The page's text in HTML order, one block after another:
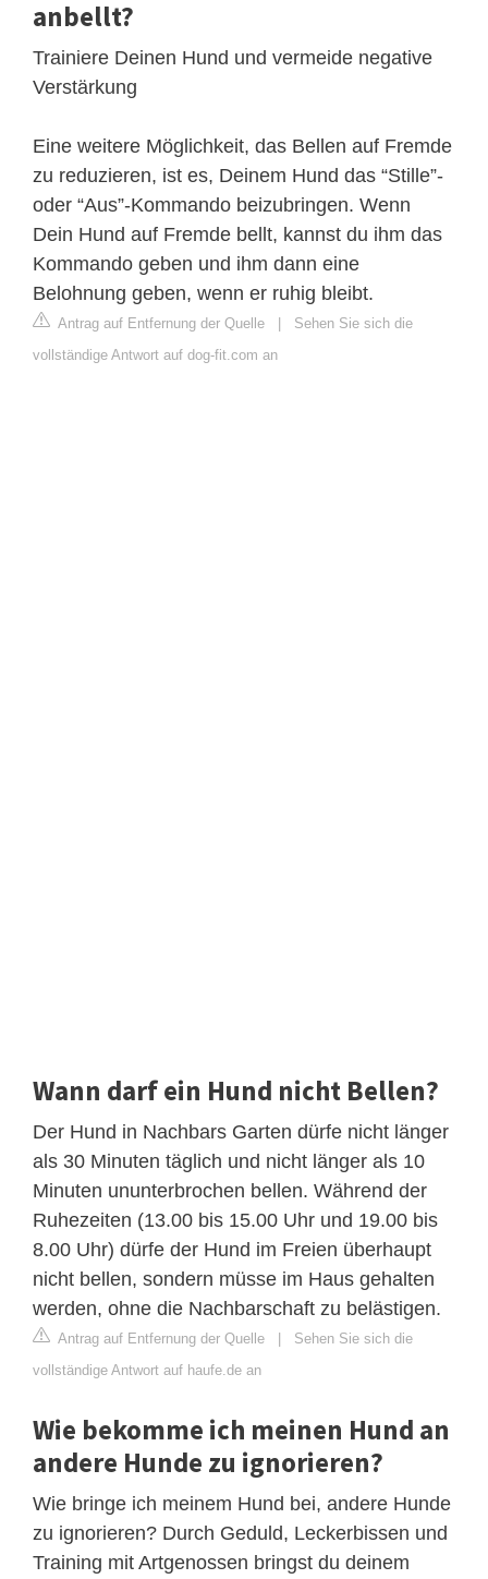
anbellt?
Trainiere Deinen Hund und vermeide negative
Verstärkung
Eine weitere Möglichkeit, das Bellen auf Fremde
zu reduzieren, ist es, Deinem Hund das “Stille”-
oder “Aus”-Kommando beizubringen. Wenn
Dein Hund auf Fremde bellt, kannst du ihm das
Kommando geben und ihm dann eine
Belohnung geben, wenn er ruhig bleibt.
Antrag auf Entfernung der Quelle | Sehen Sie sich die
vollständige Antwort auf dog-fit.com an
Wann darf ein Hund nicht Bellen?
Der Hund in Nachbars Garten dürfe nicht länger
als 30 Minuten täglich und nicht länger als 10
Minuten ununterbrochen bellen. Während der
Ruhezeiten (13.00 bis 15.00 Uhr und 19.00 bis
8.00 Uhr) dürfe der Hund im Freien überhaupt
nicht bellen, sondern müsse im Haus gehalten
werden, ohne die Nachbarschaft zu belästigen.
Antrag auf Entfernung der Quelle | Sehen Sie sich die
vollständige Antwort auf haufe.de an
Wie bekomme ich meinen Hund an
andere Hunde zu ignorieren?
Wie bringe ich meinem Hund bei, andere Hunde
zu ignorieren? Durch Geduld, Leckerbissen und
Training mit Artgenossen bringst du deinem